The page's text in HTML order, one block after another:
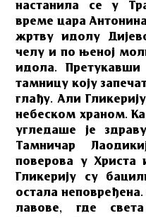
настанила се у
време цара
жртву идолу
челу и по њеној
идола.
тамницу коју
глађу. Али
небеском храном.
угледаше је
Тамничар
поверова у
Гликерију су
остала
лавове, где